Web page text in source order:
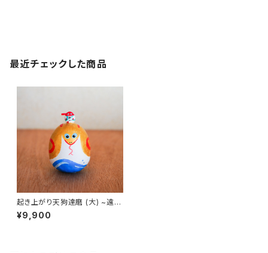
最近チェックした商品
起き上がり天狗達磨 (大) ~遠州
十二支の巳「浜名湖の金蛇」~｜
高さ約10cm
¥9,900